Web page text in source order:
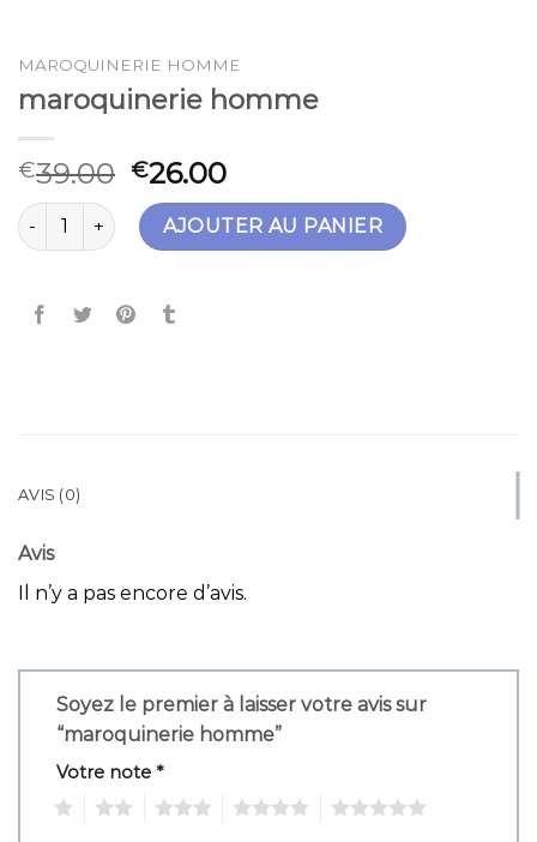
MAROQUINERIE HOMME
maroquinerie homme
€39.00 €26.00
quantité de maroquinerie homme
AJOUTER AU PANIER
AVIS (0)
Avis
Il n’y a pas encore d’avis.
Soyez le premier à laisser votre avis sur
“maroquinerie homme”
Votre note *